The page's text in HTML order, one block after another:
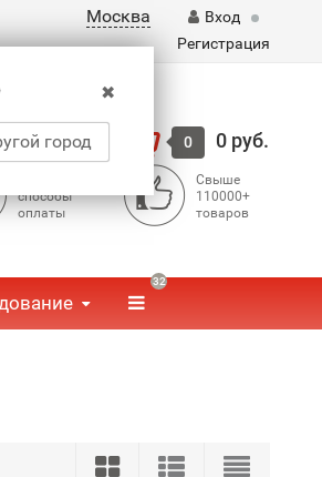
Москва
✖
город
Вход
Регистрация
Корзина 0 0 руб.
способы
оплаты
Свыше
110000+
товаров
32